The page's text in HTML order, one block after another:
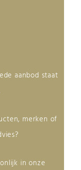
aanbod staat
merken of
in onze